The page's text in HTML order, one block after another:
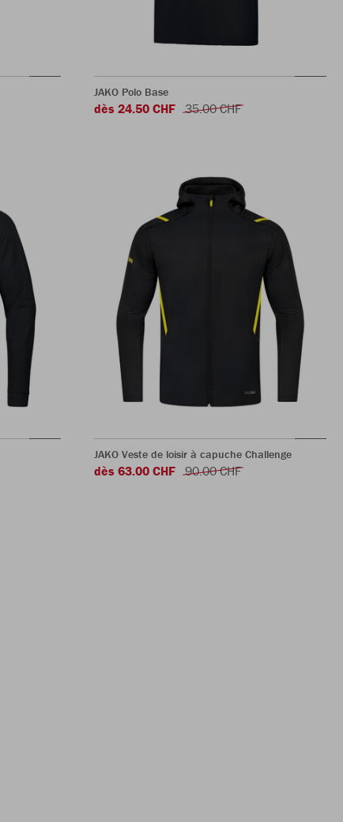
JAKO Polo Base
dès 24.50 CHF 35.00 CHF
JAKO Veste de loisir à capuche Challenge
dès 63.00 CHF 90.00 CHF